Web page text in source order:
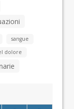
sangue
dolore